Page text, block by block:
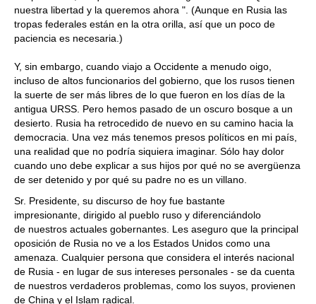
nuestra libertad y la queremos ahora ". (Aunque en Rusia las
tropas federales están en la otra orilla, así que un poco de
paciencia es necesaria.)
Y, sin embargo, cuando viajo a Occidente a menudo oigo,
incluso de altos funcionarios del gobierno, que los rusos tienen
la suerte de ser más libres de lo que fueron en los días de la
antigua URSS. Pero hemos pasado de un oscuro bosque a un
desierto. Rusia ha retrocedido de nuevo en su camino hacia la
democracia. Una vez más tenemos presos políticos en mi país,
una realidad que no podría siquiera imaginar. Sólo hay dolor
cuando uno debe explicar a sus hijos por qué no se avergüenza
de ser detenido y por qué su padre no es un villano.
Sr. Presidente, su discurso de hoy fue bastante
impresionante, dirigido al pueblo ruso y diferenciándolo
de nuestros actuales gobernantes. Les aseguro que la principal
oposición de Rusia no ve a los Estados Unidos como una
amenaza. Cualquier persona que considera el interés nacional
de Rusia - en lugar de sus intereses personales - se da cuenta
de nuestros verdaderos problemas, como los suyos, provienen
de China y el Islam radical.